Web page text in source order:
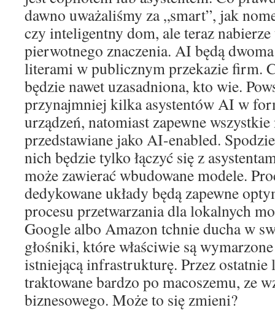
dawno uważaliśmy za „smart”, jak
czy inteligentny dom, ale teraz
pierwotnego znaczenia. AI będą
literami w publicznym przekazie firm.
będzie nawet uzasadniona, kto wie.
przynajmniej kilka asystentów AI w
urządzeń, natomiast zapewne
przedstawiane jako AI-enabled.
nich będzie tylko łączyć się z
może zawierać wbudowane modele.
dedykowane układy będą zapewne
procesu przetwarzania dla lokalnych
Google albo Amazon tchnie ducha w
głośniki, które właściwie są
istniejącą infrastrukturę. Przez ostatnie
traktowane bardzo po macoszemu, ze
biznesowego. Może to się zmieni?